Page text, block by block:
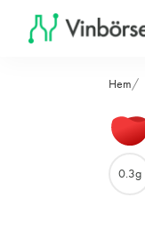
Hem
0.3g